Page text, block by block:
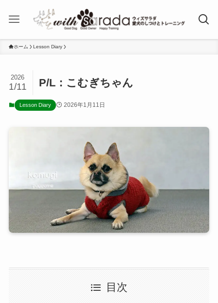
ホーム Lesson Diary
P/L：こむぎちゃん
2026
1/11
Lesson Diary 2026年1月11日
目次